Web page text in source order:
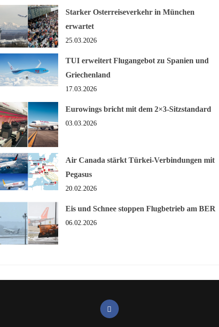
Starker Osterreiseverkehr in München
erwartet
25.03.2026
TUI erweitert Flugangebot zu Spanien und
Griechenland
17.03.2026
Eurowings bricht mit dem 2×3-Sitzstandard
03.03.2026
Air Canada stärkt Türkei-Verbindungen mit
Pegasus
20.02.2026
Eis und Schnee stoppen Flugbetrieb am BER
06.02.2026